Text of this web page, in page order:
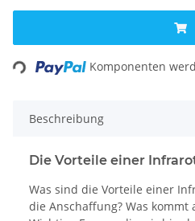
Loading... Komponenten
Beschreibung
Die Vorteile einer
Was sind die Vorteile einer
die Anschaffung? Was kommt